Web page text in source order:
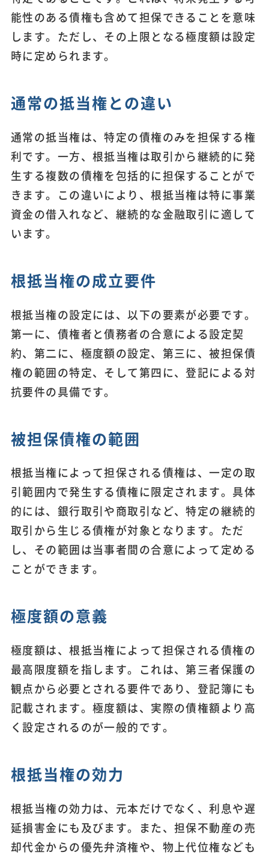
能性のある債権も含めて担保できることを意味
します。ただし、その上限となる極度額は設定
時に定められます。
通常の抵当権との違い
通常の抵当権は、特定の債権のみを担保する権
利です。一方、根抵当権は取引から継続的に発
生する複数の債権を包括的に担保することがで
きます。この違いにより、根抵当権は特に事業
資金の借入れなど、継続的な金融取引に適して
います。
根抵当権の成立要件
根抵当権の設定には、以下の要素が必要です。
第一に、債権者と債務者の合意による設定契
約、第二に、極度額の設定、第三に、被担保債
権の範囲の特定、そして第四に、登記による対
抗要件の具備です。
被担保債権の範囲
根抵当権によって担保される債権は、一定の取
引範囲内で発生する債権に限定されます。具体
的には、銀行取引や商取引など、特定の継続的
取引から生じる債権が対象となります。ただ
し、その範囲は当事者間の合意によって定める
ことができます。
極度額の意義
極度額は、根抵当権によって担保される債権の
最高限度額を指します。これは、第三者保護の
観点から必要とされる要件であり、登記簿にも
記載されます。極度額は、実際の債権額より高
く設定されるのが一般的です。
根抵当権の効力
根抵当権の効力は、元本だけでなく、利息や遅
延損害金にも及びます。また、担保不動産の売
却代金からの優先弁済権や、物上代位権なども